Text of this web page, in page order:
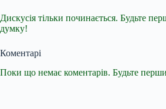
Дискусія тільки починається. Будьте
думку!
Коментарі
Поки що немає коментарів. Будьте